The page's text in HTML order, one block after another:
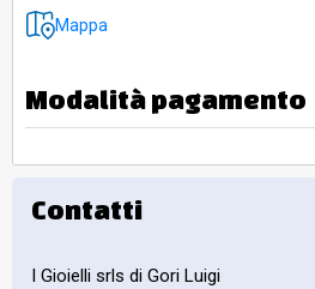
Mappa
Modalità pagamento
Contatti
I Gioielli srls di Gori Luigi